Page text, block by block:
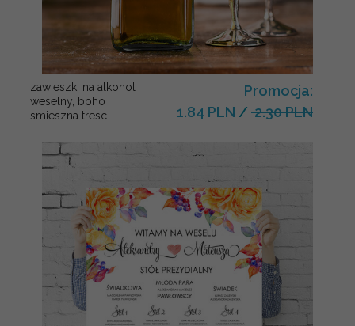
zawieszki na alkohol
weselny, boho
smieszna tresc
Promocja:
1.84 PLN / 2.30 PLN